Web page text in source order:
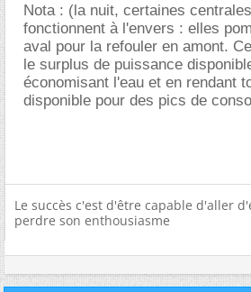
Nota : (la nuit, certaines
fonctionnent à l'envers : elles
aval pour la refouler en amont.
le surplus de puissance
économisant l'eau et en rendant
disponible pour des pics de
Le succès c'est d'être capable d'aller
perdre son enthousiasme